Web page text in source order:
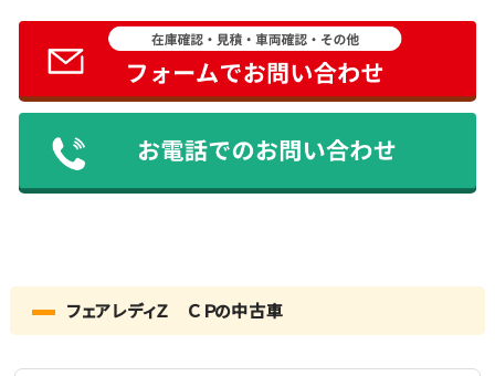
フェアレディＺ ＣＰの中古車